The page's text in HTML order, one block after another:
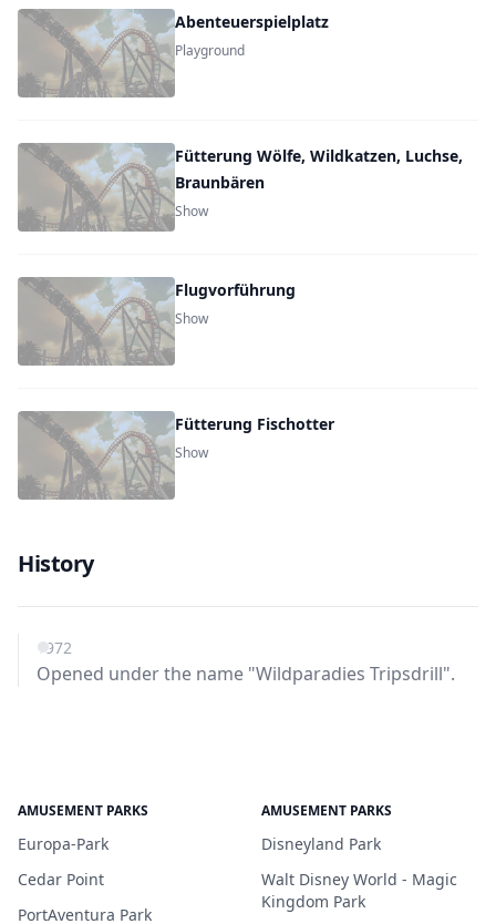
Abenteuerspielplatz
Playground
Fütterung Wölfe, Wildkatzen, Luchse,
Braunbären
Show
Flugvorführung
Show
Fütterung Fischotter
Show
History
1972
Opened under the name "Wildparadies Tripsdrill".
AMUSEMENT PARKS
Europa-Park
Cedar Point
PortAventura Park
AMUSEMENT PARKS
Disneyland Park
Walt Disney World - Magic
Kingdom Park